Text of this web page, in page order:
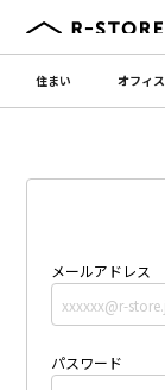
住まい オフィス
メールアドレス
パスワード